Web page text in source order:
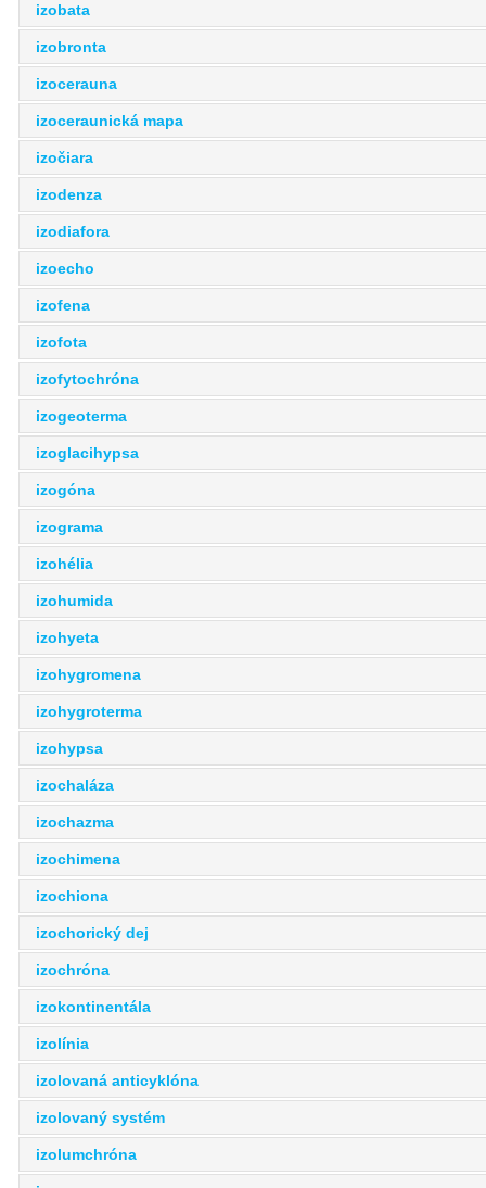
izobata
izobronta
izocerauna
izoceraunická mapa
izočiara
izodenza
izodiafora
izoecho
izofena
izofota
izofytochróna
izogeoterma
izoglacihypsa
izogóna
izograma
izohélia
izohumida
izohyeta
izohygromena
izohygroterma
izohypsa
izochaláza
izochazma
izochimena
izochiona
izochorický dej
izochróna
izokontinentála
izolínia
izolovaná anticyklóna
izolovaný systém
izolumchróna